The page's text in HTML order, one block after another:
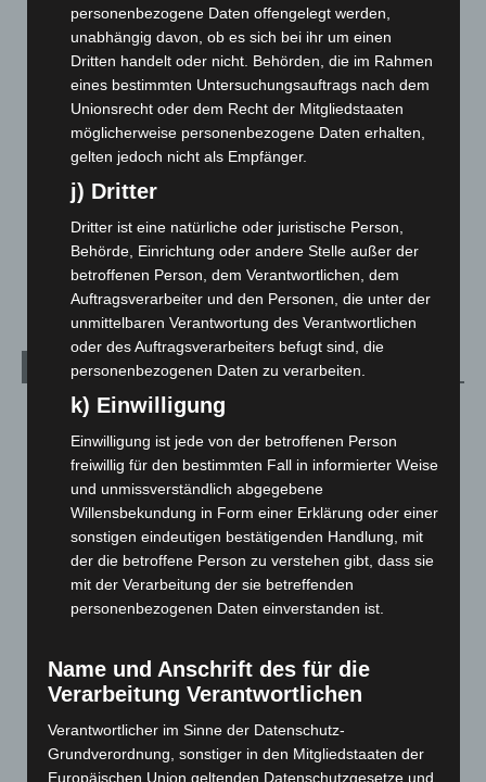
Blaulicht
Corona-News
Hannover und Region
5.039
Langenhagen und Ortsteile
Leserbriefe
Menschen
Veranstaltungen
1.888
Archiv
August 2026(14)
Juli 2026(73)
Juni 2026
(139)
Mai 2026(99)
April 2026(99)
März 2026(115)
Februar 2026(109)
Dezember 2025(103)
November 2025(114)
Oktober 2025(112)
September 2025 (93)
personenbezogene Daten offengelegt werden,
unabhängig davon, ob es sich bei ihr um einen
Dritten handelt oder nicht. Behörden, die im Rahmen
eines bestimmten Untersuchungsauftrags nach dem
Unionsrecht oder dem Recht der Mitgliedstaaten
möglicherweise personenbezogene Daten erhalten,
gelten jedoch nicht als Empfänger.
j) Dritter
Dritter ist eine natürliche oder juristische Person,
Behörde, Einrichtung oder andere Stelle außer der
betroffenen Person, dem Verantwortlichen, dem
Auftragsverarbeiter und den Personen, die unter der
unmittelbaren Verantwortung des Verantwortlichen
oder des Auftragsverarbeiters befugt sind, die
personenbezogenen Daten zu verarbeiten.
k) Einwilligung
Einwilligung ist jede von der betroffenen Person
freiwillig für den bestimmten Fall in informierter Weise
und unmissverständlich abgegebene
Willensbekundung in Form einer Erklärung oder einer
sonstigen eindeutigen bestätigenden Handlung, mit
der die betroffene Person zu verstehen gibt, dass sie
mit der Verarbeitung der sie betreffenden
personenbezogenen Daten einverstanden ist.
Name und Anschrift des für die
Verarbeitung Verantwortlichen
Verantwortlicher im Sinne der Datenschutz-
Grundverordnung, sonstiger in den Mitgliedstaaten der
Europäischen Union geltenden Datenschutzgesetze und